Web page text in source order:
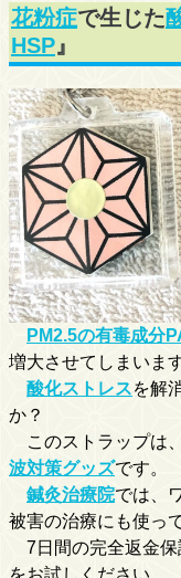
花粉症で生じた
HSP』
PM2.5の有毒成分
増大させてしまいま
酸化ストレスを解
か？
このストラップは
波対策グッズです。
鍼灸治療院では、
被害の治療にも使っ
7日間の完全返金保
をお試しください。